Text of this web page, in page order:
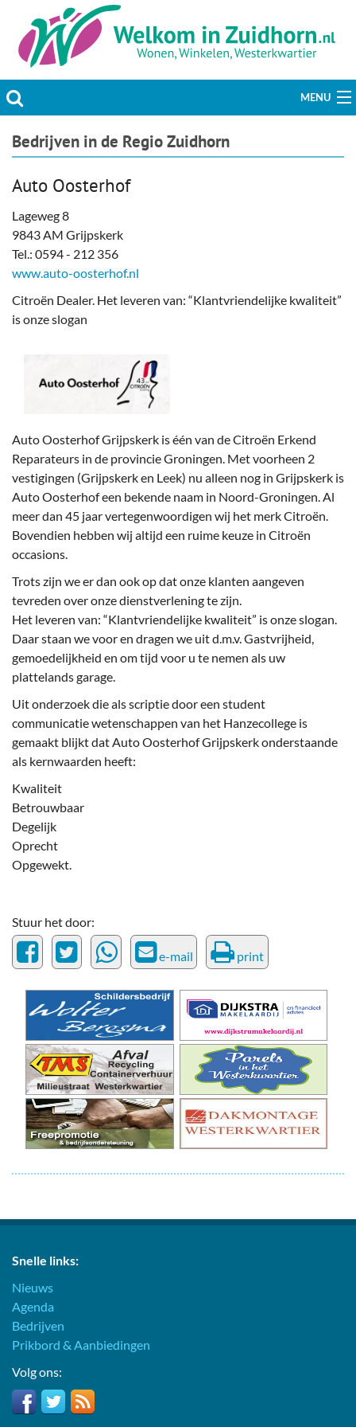
MENU
Actueel
Welzijn & Maatschappij
Bedrijven
Plaats bericht
Bedrijven in de Regio Zuidhorn
Auto Oosterhof
Lageweg 8
9843 AM Grijpskerk
Tel.: 0594 - 212 356
www.auto-oosterhof.nl
Citroën Dealer. Het leveren van: “Klantvriendelijke kwaliteit”
is onze slogan
Auto Oosterhof Grijpskerk is één van de Citroën Erkend
Reparateurs in de provincie Groningen. Met voorheen 2
vestigingen (Grijpskerk en Leek) nu alleen nog in Grijpskerk is
Auto Oosterhof een bekende naam in Noord-Groningen. Al
meer dan 45 jaar vertegenwoordigen wij het merk Citroën.
Bovendien hebben wij altijd een ruime keuze in Citroën
occasions.
Trots zijn we er dan ook op dat onze klanten aangeven
tevreden over onze dienstverlening te zijn.
Het leveren van: “Klantvriendelijke kwaliteit” is onze slogan.
Daar staan we voor en dragen we uit d.m.v. Gastvrijheid,
gemoedelijkheid en om tijd voor u te nemen als uw
plattelands garage.
Uit onderzoek die als scriptie door een student
communicatie wetenschappen van het Hanzecollege is
gemaakt blijkt dat Auto Oosterhof Grijpskerk onderstaande
als kernwaarden heeft:
Kwaliteit
Betrouwbaar
Degelijk
Oprecht
Opgewekt.
Stuur het door:
e-mail print
Snelle links:
Nieuws
Agenda
Bedrijven
Prikbord & Aanbiedingen
Volg ons: